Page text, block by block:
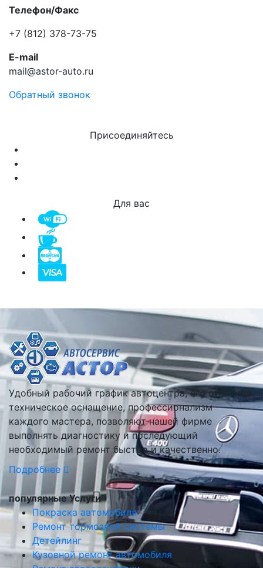
Телефон/Факс
+7 (812) 378-73-75
E-mail
mail@astor-auto.ru
Обратный звонок
Присоединяйтесь
Для вас
Удобный рабочий график автоцентра, его отличное
техническое оснащение, профессионализм
каждого мастера, позволяют нашей фирме
выполнять диагностику и последующий
необходимый ремонт быстро и качественно.
Подробнее
популярные Услуги
Покраска автомобиля
Ремонт тормозной системы
Детейлинг
Кузовной ремонт автомобиля